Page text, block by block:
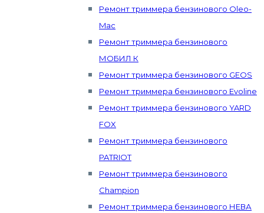
Ремонт триммера бензинового Oleo-
Mac
Ремонт триммера бензинового
МОБИЛ К
Ремонт триммера бензинового GEOS
Ремонт триммера бензинового Evoline
Ремонт триммера бензинового YARD
FOX
Ремонт триммера бензинового
PATRIOT
Ремонт триммера бензинового
Champion
Ремонт триммера бензинового НЕВА